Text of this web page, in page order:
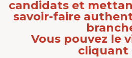
candidats et
savoir-faire
Vous pouvez le
cliquant